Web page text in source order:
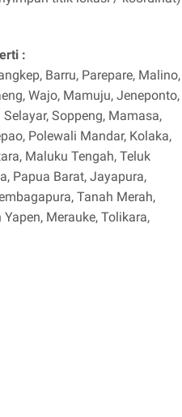
:
Barru, Parepare, Malino,
Wajo, Mamuju, Jeneponto,
Soppeng, Mamasa,
Polewali Mandar, Kolaka,
Maluku Tengah, Teluk
Papua Barat, Jayapura,
Tanah Merah,
Merauke, Tolikara,